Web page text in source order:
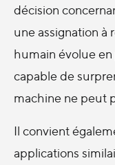
décision
une assignation à
humain évolue
capable de
machine ne peut
Il convient
applications